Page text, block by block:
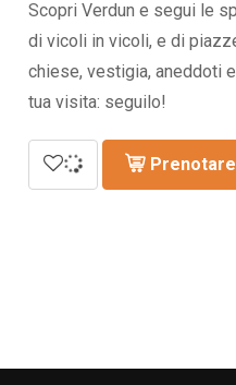
Scopri Verdun e segui le
di vicoli in vicoli, e di
chiese, vestigia, aneddoti
tua visita: seguilo!
Prenotare